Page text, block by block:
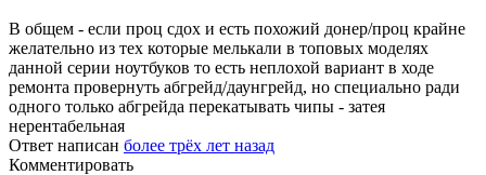
В общем - если проц сдох и есть похожий донер/проц крайне
желательно из тех которые мелькали в топовых моделях
данной серии ноутбуков то есть неплохой вариант в ходе
ремонта провернуть абгрейд/даунгрейд, но специально ради
одного только абгрейда перекатывать чипы - затея
нерентабельная
Ответ написан более трёх лет назад
Комментировать